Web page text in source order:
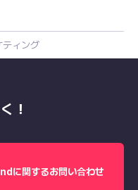
ティング
！
に関するお問い合わせ